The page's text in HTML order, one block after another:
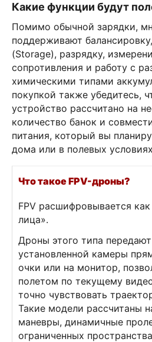
Какие функции будут
Помимо обычной зарядки,
поддерживают
(Storage), разрядку,
сопротивления и работу с
химическими типами
покупкой также убедитесь,
устройство рассчитано на
количество банок и
питания, который вы
дома или в полевых
Что такое FPV-дроны?
FPV расшифровывается
лица».
Дроны этого типа
установленной камеры
очки или на монитор,
полетом по текущему
точно чувствовать
Такие модели рассчитаны
маневры, динамичные
ограниченных